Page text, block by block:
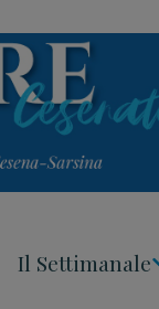
Il Settimanale